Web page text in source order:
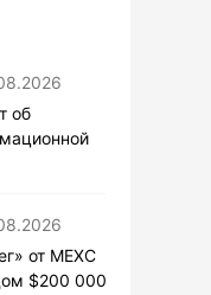
об
от MEXC
$200 000